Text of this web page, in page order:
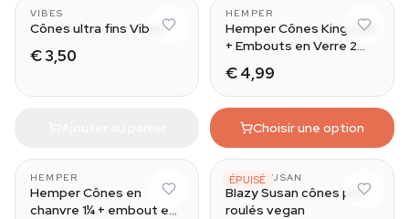
VIBES
Cônes ultra fins Vibes
€ 3,50
HEMPER
Hemper Cônes King Size
+ Embouts en Verre 2
€ 4,99
Choisir une option
HEMPER
Hemper Cônes en
chanvre 1¼ + embout en
ÉPUISÉ
BLAZY SUSAN
Blazy Susan cônes pré-
roulés vegan